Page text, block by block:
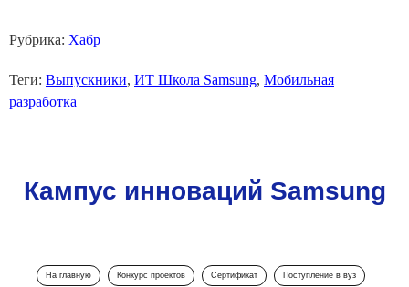
Рубрика: Хабр
Теги: Выпускники, ИТ Школа Samsung, Мобильная
разработка
Кампус инноваций Samsung
На главную Конкурс проектов Сертификат Поступление в вуз